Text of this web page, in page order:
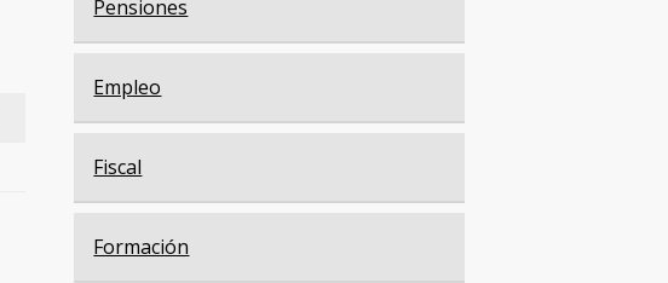
Pensiones
Empleo
Fiscal
Formación